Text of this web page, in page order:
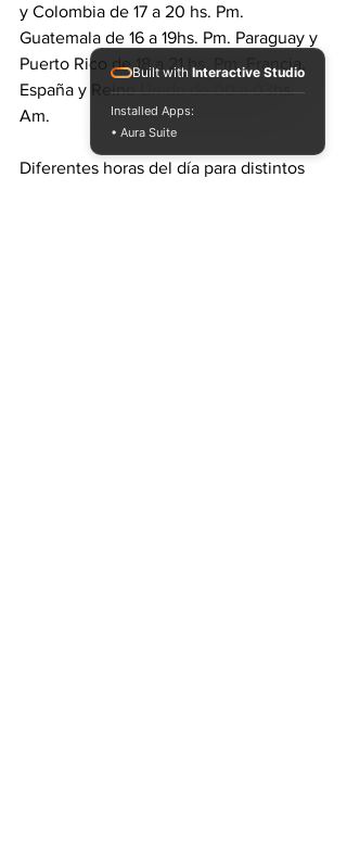
y Colombia de 17 a 20 hs. Pm.
Guatemala de 16 a 19hs. Pm. Paraguay y
Puerto Rico de 18 a 21 hs. Pm. Francia,
España y Reino Unido de 00 a 03hs.
Am.
Diferentes horas del día para distintos
Built with Interactive Studio
Installed Apps:
• Aura Suite